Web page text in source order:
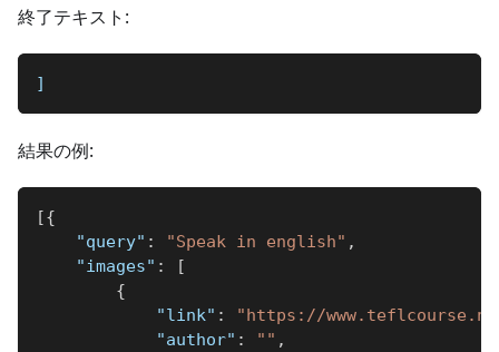
終了テキスト:
]
結果の例:
[{
"query" : "Speak in english" ,
"images" :
[
{
"link" :
"https://
"author" : "" ,